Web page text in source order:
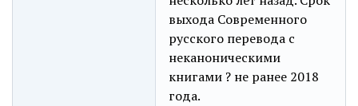
выхода Современного
русского перевода с
неканоническими
книгами ? не ранее 2018
года.